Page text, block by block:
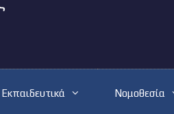
Εκπαιδευτικά Νομοθεσία